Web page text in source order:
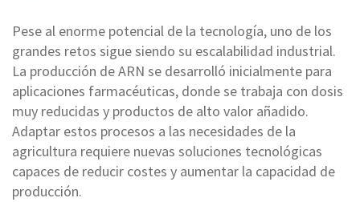
Pese al enorme potencial de la tecnología, uno de los
grandes retos sigue siendo su escalabilidad industrial.
La producción de ARN se desarrolló inicialmente para
aplicaciones farmacéuticas, donde se trabaja con dosis
muy reducidas y productos de alto valor añadido.
Adaptar estos procesos a las necesidades de la
agricultura requiere nuevas soluciones tecnológicas
capaces de reducir costes y aumentar la capacidad de
producción.